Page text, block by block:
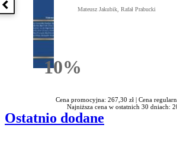
Poprzednia książka
10%Rabatu
Mateusz Jakubik, Rafał Prabucki
Cena promocyjna: 267,30 zł | Cena
Najniższa cena w ostatnich 30 dniach:
Ostatnio dodane